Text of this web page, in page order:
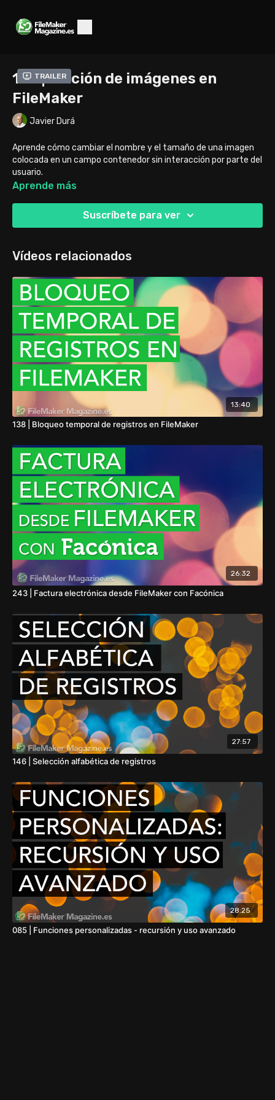
Trailer
136 | Edición de imágenes en
FileMaker
Javier Durá
Aprende cómo cambiar el nombre y el tamaño de una imagen
colocada en un campo contenedor sin interacción por parte del
usuario.
Aprende más
Suscríbete para ver
Vídeos relacionados
13:40
138 | Bloqueo temporal de registros en FileMaker
26:32
243 | Factura electrónica desde FileMaker con Facónica
27:57
146 | Selección alfabética de registros
28:25
085 | Funciones personalizadas - recursión y uso avanzado